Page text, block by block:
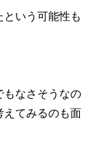
という可能性も
もなさそうなの
えてみるのも面